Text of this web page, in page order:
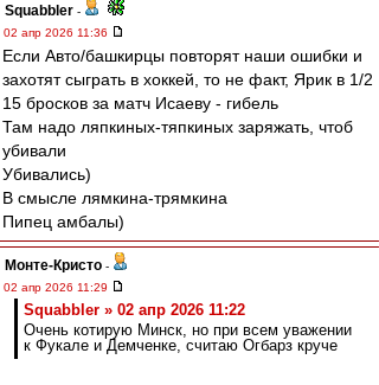
Squabbler -
02 апр 2026 11:36
Если Авто/башкирцы повторят наши ошибки и
захотят сыграть в хоккей, то не факт, Ярик в 1/2
15 бросков за матч Исаеву - гибель
Там надо ляпкиных-тяпкиных заряжать, чтоб
убивали
Убивались)
В смысле лямкина-трямкина
Пипец амбалы)
Монте-Кристо -
02 апр 2026 11:29
Squabbler » 02 апр 2026 11:22
Очень котирую Минск, но при всем уважении
к Фукале и Демченке, считаю Огбарз круче